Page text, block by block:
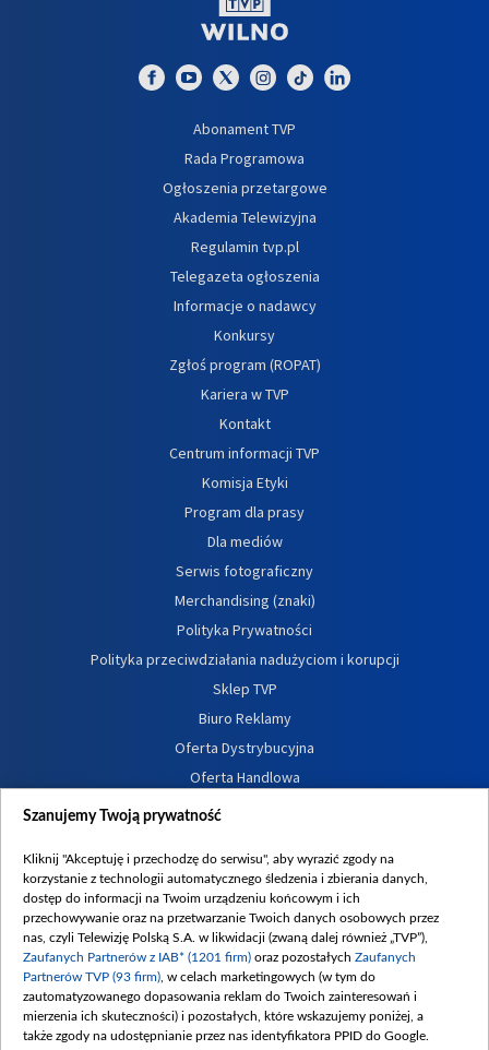
Abonament TVP
Rada Programowa
Ogłoszenia przetargowe
Akademia Telewizyjna
Regulamin tvp.pl
Telegazeta ogłoszenia
Informacje o nadawcy
Konkursy
Zgłoś program (ROPAT)
Kariera w TVP
Kontakt
Centrum informacji TVP
Komisja Etyki
Program dla prasy
Dla mediów
Serwis fotograficzny
Merchandising (znaki)
Polityka Prywatności
Polityka przeciwdziałania nadużyciom i korupcji
Sklep TVP
Biuro Reklamy
Oferta Dystrybucyjna
Oferta Handlowa
Dostępność
Procedura zgłoszeń wewnętrznych
Szanujemy Twoją prywatność
Kliknij "Akceptuję i przechodzę do serwisu", aby wyrazić zgody na
korzystanie z technologii automatycznego śledzenia i zbierania danych,
dostęp do informacji na Twoim urządzeniu końcowym i ich
przechowywanie oraz na przetwarzanie Twoich danych osobowych przez
nas, czyli Telewizję Polską S.A. w likwidacji (zwaną dalej również „TVP”),
Zaufanych Partnerów z IAB* (1201 firm) oraz pozostałych Zaufanych
Partnerów TVP (93 firm) , w celach marketingowych (w tym do
zautomatyzowanego dopasowania reklam do Twoich zainteresowań i
mierzenia ich skuteczności) i pozostałych, które wskazujemy poniżej, a
także zgody na udostępnianie przez nas identyfikatora PPID do Google.